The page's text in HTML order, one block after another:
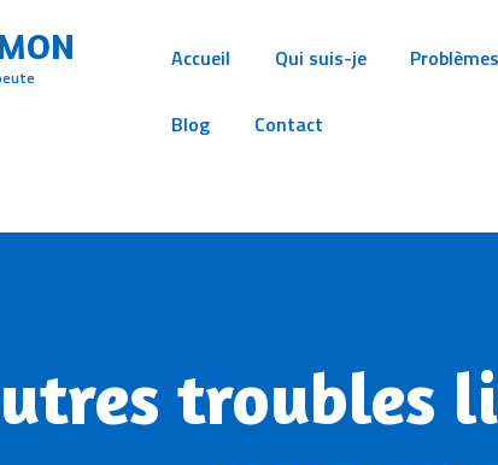
Accueil Qui suis-je
Blog Contact
troubles
QUI SUIS-JE
LA THÉRAPIE
BLOG